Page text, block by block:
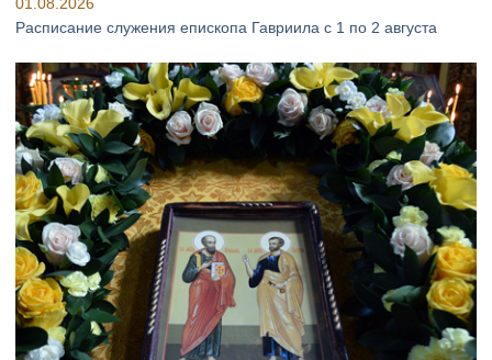
Расписание служения епископа Гавриила с 1 по 2 августа